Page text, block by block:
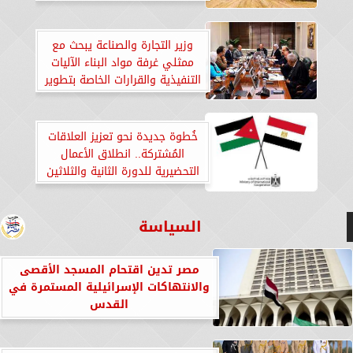
وحدائق العاصمة
وزير التجارة والصناعة يبحث مع
ممثلي غرفة مواد البناء الآليات
التنفيذية والقرارات الخاصة بتطوير
منطقة شق الثعبان
خُطوة جديدة نحو تعزيز العلاقات
المُشتركة.. انطلاق الأعمال
التحضيرية للدورة الثانية والثلاثين
من اللجنة العليا المشتركة
السياسة
مصر تدين اقتحام المسجد الأقصى
والانتهاكات الإسرائيلية المستمرة في
القدس